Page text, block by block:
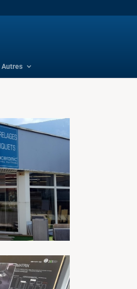
Autres